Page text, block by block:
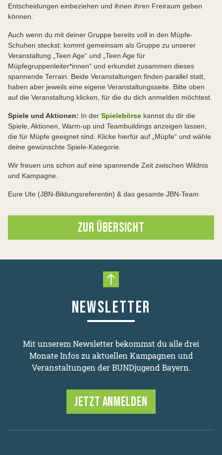
Entscheidungen einbeziehen und ihnen ihren Freiraum geben
können.
Auch wenn du mit deiner Gruppe bereits voll in den Müpfe-
Schuhen steckst: kommt gemeinsam als Gruppe zu unserer
Veranstaltung „Teen Age“ und „Teen Age für
Müpfegruppenleiter*innen“ und erkundet zusammen dieses
spannende Terrain. Beide Veranstaltungen finden parallel statt,
haben aber jeweils eine eigene Veranstaltungsseite. Bitte oben
auf die Veranstaltung klicken, für die du dich anmelden möchtest.
Spiele und Aktionen: In der Spielebörse kannst du dir die
Spiele, Aktionen, Warm-up und Teambuildings anzeigen lassen,
die für Müpfe geeignet sind. Klicke hierfür auf „Müpfe“ und wähle
deine gewünschte Spiele-Kategorie.
Wir freuen uns schon auf eine spannende Zeit zwischen Wildnis
und Kampagne.
Eure Ute (JBN-Bildungsreferentin) & das gesamte JBN-Team
ZUR ÜBERSICHT
Nach oben scrollen
NEWSLETTER
Mit unserem Newsletter bekommst du alle drei
Monate Infos zu aktuellen Kampagnen und
Veranstaltungen der BUNDjugend Bayern.
JETZT ANMELDEN